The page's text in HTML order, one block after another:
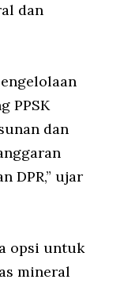
dan
PPSK
dan
DPR,” ujar
opsi untuk
mineral